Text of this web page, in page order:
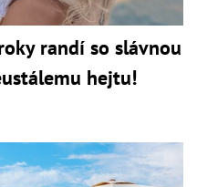
randí so slávnou
hejtu!